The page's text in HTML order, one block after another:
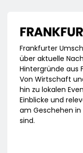
Frankfurter
über aktuelle
Hintergründe aus
Von Wirtschaft
hin zu lokalen
Einblicke und
am Geschehen
sind.